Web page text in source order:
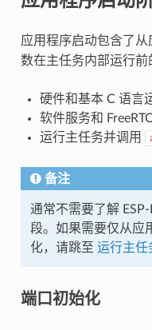
应用程序启动包含了从
数在主任务内部运行前
硬件和基本 C 语言
软件服务和
运行主任务并调用
备注
通常不需要了解
段。如果需要仅从应
化，请跳至 运行主任
端口初始化